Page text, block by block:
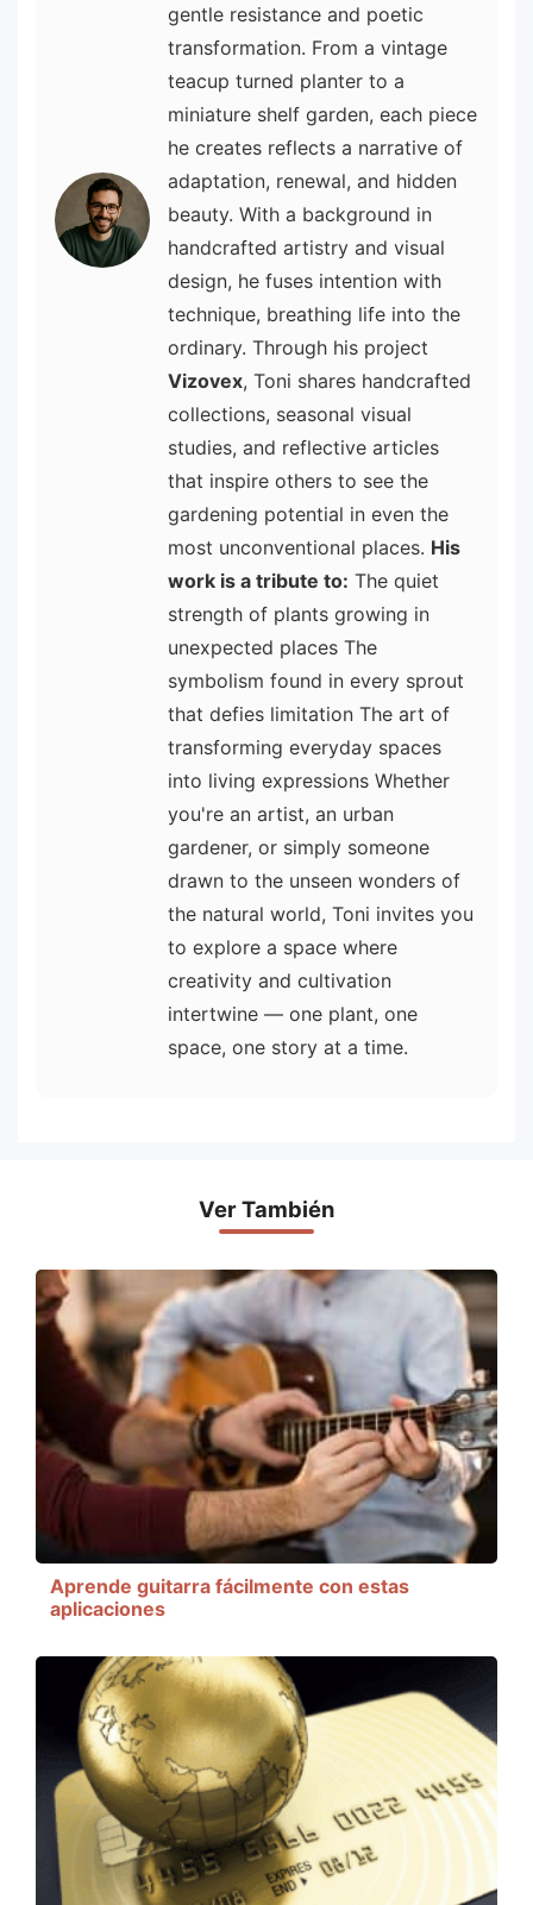
gentle resistance and poetic
transformation. From a vintage
teacup turned planter to a
miniature shelf garden, each piece
he creates reflects a narrative of
adaptation, renewal, and hidden
beauty. With a background in
handcrafted artistry and visual
design, he fuses intention with
technique, breathing life into the
ordinary. Through his project
Vizovex, Toni shares handcrafted
collections, seasonal visual
studies, and reflective articles
that inspire others to see the
gardening potential in even the
most unconventional places. His
work is a tribute to: The quiet
strength of plants growing in
unexpected places The
symbolism found in every sprout
that defies limitation The art of
transforming everyday spaces
into living expressions Whether
you're an artist, an urban
gardener, or simply someone
drawn to the unseen wonders of
the natural world, Toni invites you
to explore a space where
creativity and cultivation
intertwine — one plant, one
space, one story at a time.
Ver También
Aprende guitarra fácilmente con estas
aplicaciones